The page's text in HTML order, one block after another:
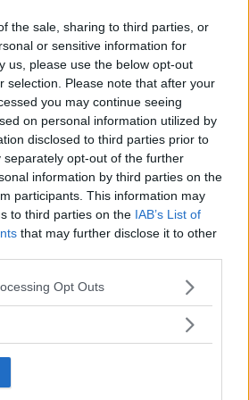
the sale, sharing to third parties, or
or sensitive information for
us, please use the below opt-out
selection. Please note that after your
you may continue seeing
on personal information utilized by
disclosed to third parties prior to
separately opt-out of the further
information by third parties on the
participants. This information may
to third parties on the IAB’s List of
that may further disclose it to other
app uses one or more Google
or usage behaviour. You may click to
specified purposes in below Google
Opt Outs
i jeans o il balzer: ecco come
dal guardaroba maschile.